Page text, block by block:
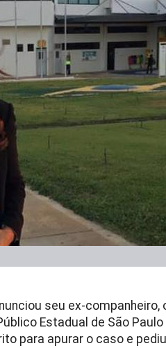
seu ex-companheiro,
Estadual de São Paulo
para apurar o caso e